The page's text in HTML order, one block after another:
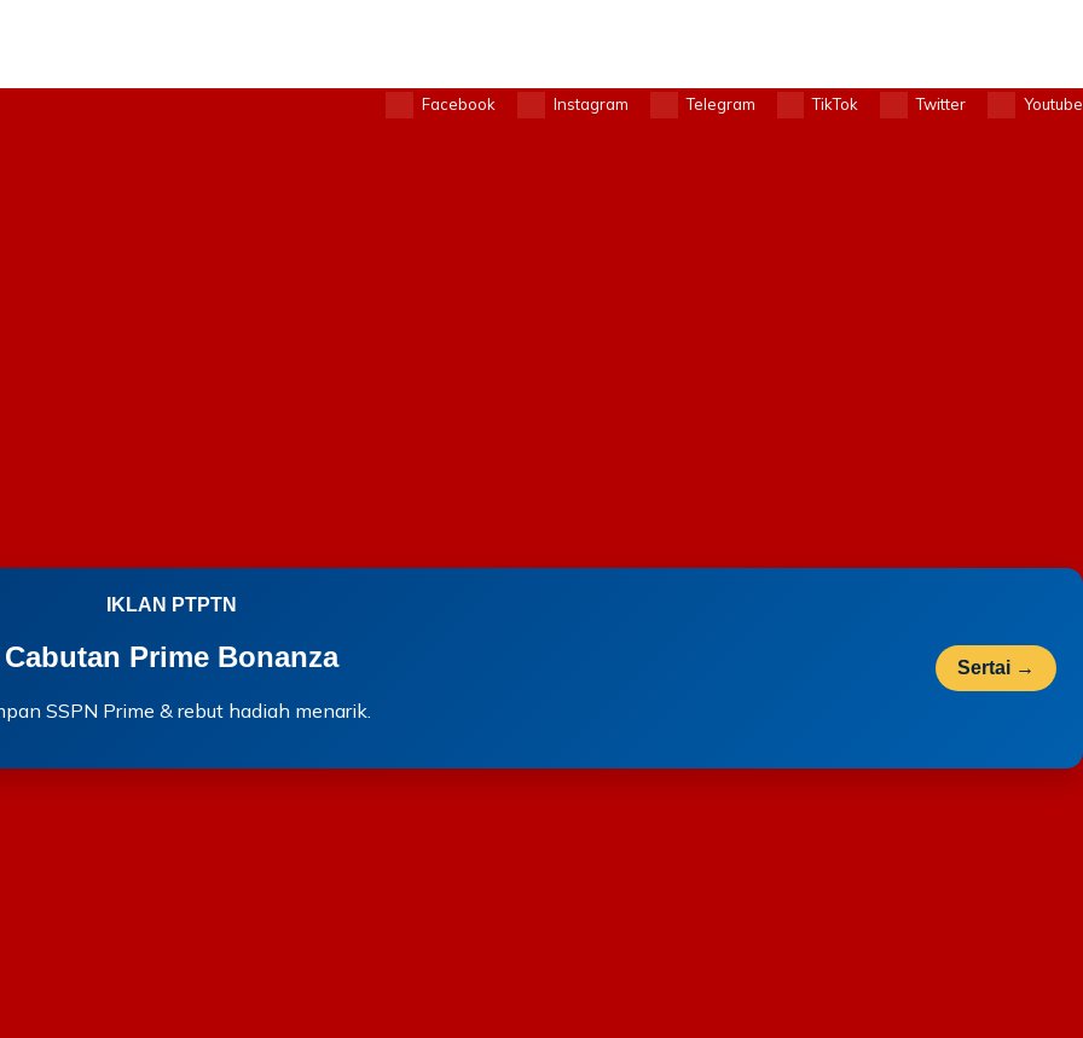
Facebook Instagram Telegram TikTok Twitter Youtube
IKLAN PTPTN
Cabutan Prime Bonanza
SSPN Prime & rebut hadiah menarik.
Sertai →